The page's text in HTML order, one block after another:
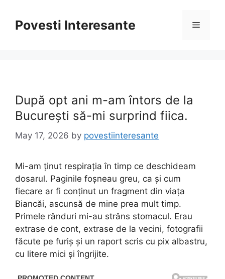
contentPovesti Interesante Menu
După opt ani m-am întors de la
București să-mi surprind fiica.
May 17, 2026 by povestiinteresante
Mi-am ținut respirația în timp ce deschideam
dosarul. Paginile foșneau greu, ca și cum
fiecare ar fi conținut un fragment din viața
Biancăi, ascunsă de mine prea mult timp.
Primele rânduri mi-au strâns stomacul. Erau
extrase de cont, extrase de la vecini, fotografii
făcute pe furiș și un raport scris cu pix albastru,
cu litere mici și îngrijite.